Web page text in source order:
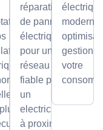
réparation
de pannes
électriques
pour un
réseau
fiable par
un
electricien
à proximité
gestion
votre